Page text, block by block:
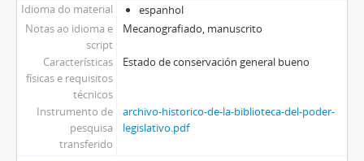
Idioma do material
espanhol
Notas ao idioma e
script
Mecanografiado, manuscrito
Características
físicas e requisitos
técnicos
Estado de conservación general bueno
Instrumento de
pesquisa
transferido
archivo-historico-de-la-biblioteca-del-poder-
legislativo.pdf